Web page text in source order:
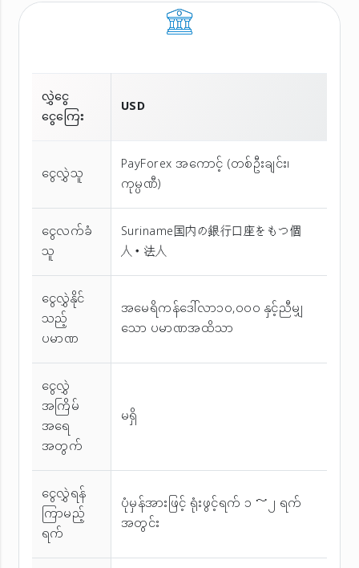
လွှဲငွေ
ငွေကြေး
USD
ငွေလွှဲသူ
PayForex အကောင့် (တစ်ဦးချင်း၊
ကုမ္ပဏီ)
ငွေလက်ခံ
သူ
Suriname国内の銀行口座をもつ個
人・法人
ငွေလွှဲနိုင်
သည့်
ပမာဏ
အမေရိကန်ဒေါ်လာ၁၀,၀၀၀ နှင့်ညီမျှ
သော ပမာဏအထိသာ
ငွေလွှဲ
အကြိမ်
အ‌ရေ
အတွက်
မရှိ
ငွေလွှဲရန်
ကြာမည့်
ရက်
ပုံမှန်အားဖြင့် ရုံးဖွင့်ရက် ၁ ～၂ ရက်
အတွင်း